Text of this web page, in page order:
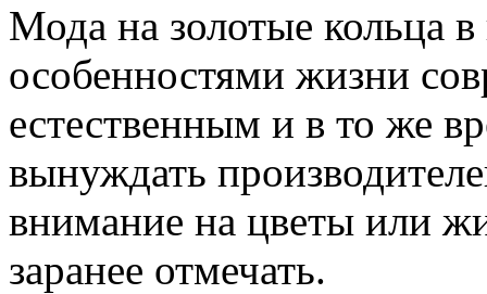
Мода на золотые кольца
особенностями жизни
естественным и в то же
вынуждать
внимание на цветы или
заранее отмечать.